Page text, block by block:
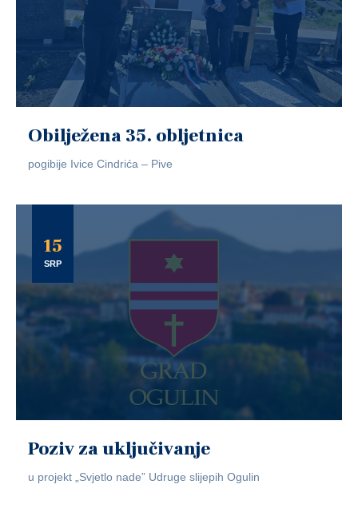
Obilježena 35. obljetnica
pogibije Ivice Cindrića – Pive
15
SRP
Poziv za uključivanje
u projekt „Svjetlo nade” Udruge slijepih Ogulin